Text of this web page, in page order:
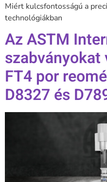
Miért kulcsfontosságú a
technológiákban
Az ASTM
szabványokat
FT4 por
D8327 és